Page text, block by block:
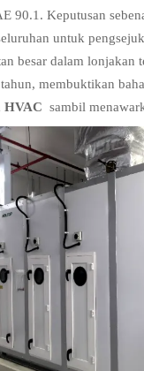
90.1. Keputusan
untuk
besar dalam lonjakan
membuktikan
HVAC sambil